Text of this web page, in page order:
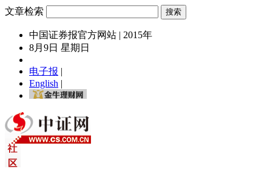
文章检索
中国证券报官方网站 | 2015年
8月9日 星期日
电子报 |
English |